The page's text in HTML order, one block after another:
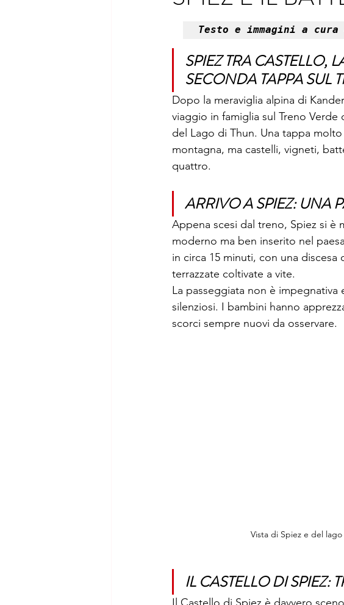
Toscana Trentino Valle
Testo e immagini a
SPIEZ TRA CASTELLO,
SECONDA TAPPA SUL
Dopo la meraviglia alpina di
viaggio in famiglia sul Treno
del Lago di Thun. Una tappa
montagna, ma castelli, vigneti,
quattro.
ARRIVO A SPIEZ: UNA
Appena scesi dal treno, Spiez si
moderno ma ben inserito nel
in circa 15 minuti, con una
terrazzate coltivate a vite.
La passeggiata non è
silenziosi. I bambini hanno
scorci sempre nuovi da osservare.
Vista di Spiez e del
IL CASTELLO DI SPIEZ: